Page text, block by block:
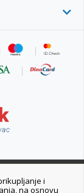
i
na osnovu